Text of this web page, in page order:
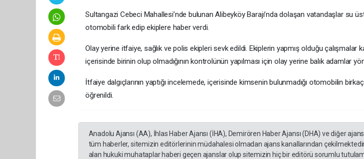
Sultangazi Cebeci Mahallesi’nde bulunan Alibeyköy Barajı’nda dolaşan vatandaşlar su
otomobili fark edip ekiplere haber verdi.
Olay yerine itfaiye, sağlık ve polis ekipleri sevk edildi. Ekiplerin yapmış olduğu çalışmalar
içerisinde birinin olup olmadığının kontrolünün yapılması için olay yerine balık adamlar
İtfaiye dalgıçlarının yaptığı incelemede, içerisinde kimsenin bulunmadığı otomobilin
öğrenildi.
Anadolu Ajansı (AA), İhlas Haber Ajansı (İHA), Demirören Haber Ajansı (DHA) ve diğer
tüm haberler, sitemizin editörlerinin müdahalesi olmadan ajans kanallarından
alan hukuki muhataplar haberi geçen ajanslar olup sitemizin hiç bir editörü sorumlu